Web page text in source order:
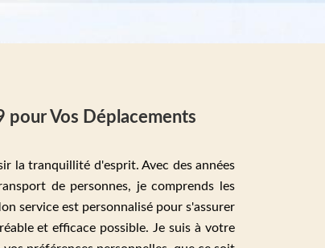
pour Vos Déplacements
la tranquillité d'esprit. Avec des années
de personnes, je comprends les
service est personnalisé pour s'assurer
et efficace possible. Je suis à votre